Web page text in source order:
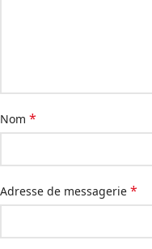
Nom *
Adresse de messagerie *